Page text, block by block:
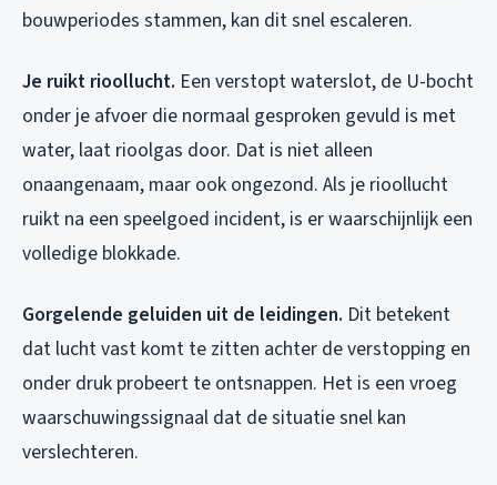
bouwperiodes stammen, kan dit snel escaleren.
Je ruikt rioollucht. Een verstopt waterslot, de U-bocht
onder je afvoer die normaal gesproken gevuld is met
water, laat rioolgas door. Dat is niet alleen
onaangenaam, maar ook ongezond. Als je rioollucht
ruikt na een speelgoed incident, is er waarschijnlijk een
volledige blokkade.
Gorgelende geluiden uit de leidingen. Dit betekent
dat lucht vast komt te zitten achter de verstopping en
onder druk probeert te ontsnappen. Het is een vroeg
waarschuwingssignaal dat de situatie snel kan
verslechteren.